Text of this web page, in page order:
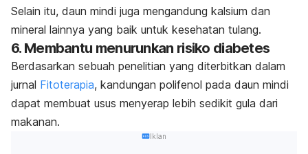
Selain itu, daun mindi juga mengandung kalsium dan
mineral lainnya yang baik untuk kesehatan tulang.
6. Membantu menurunkan risiko diabetes
Berdasarkan sebuah penelitian yang diterbitkan dalam
jurnal Fitoterapia, kandungan polifenol pada daun mindi
dapat membuat usus menyerap lebih sedikit gula dari
makanan.
Iklan